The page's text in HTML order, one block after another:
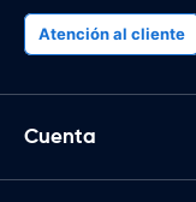
Atención al cliente
Cuenta